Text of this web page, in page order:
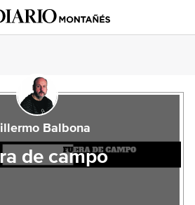
Balbona
de campo